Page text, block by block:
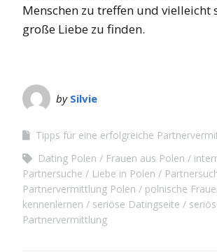
Menschen zu treffen und vielleicht
große Liebe zu finden.
by Silvie
Tipps für eine erfolgreiche
Dating Polen
Frauen aus Polen
Partnersuche
Liebe in Polen
Partnervermittlung Polen
polnische
kennenlernen
seriöse Datingseite
Partnervermittlung